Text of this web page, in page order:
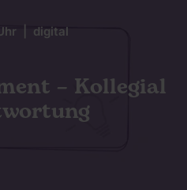
| digital
– Kollegial